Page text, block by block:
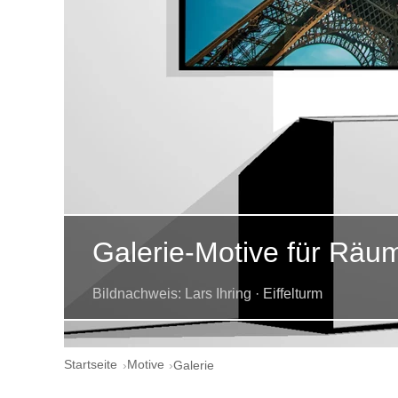
Galerie-Motive für
Bildnachweis: Lars Ihring · Eiffelturm
Startseite Motive Galerie